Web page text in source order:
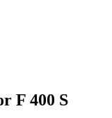
F 400 S